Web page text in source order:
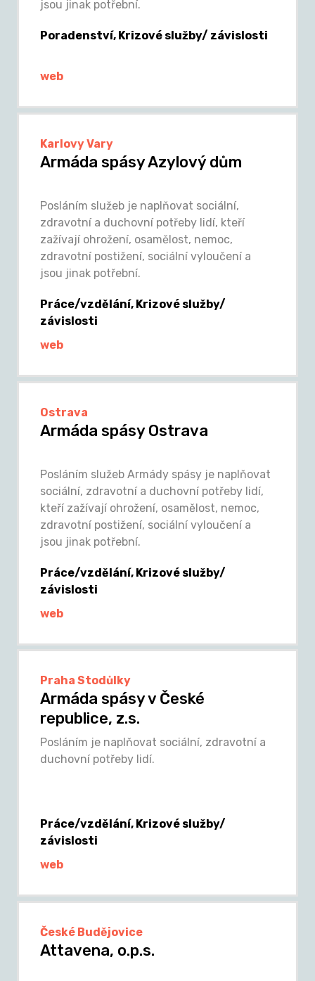
jsou jinak potřební.
Poradenství, Krizové služby/ závislosti
web
Karlovy Vary
Armáda spásy Azylový dům
Posláním služeb je naplňovat sociální,
zdravotní a duchovní potřeby lidí, kteří
zažívají ohrožení, osamělost, nemoc,
zdravotní postižení, sociální vyloučení a
jsou jinak potřební.
Práce/vzdělání, Krizové služby/
závislosti
web
Ostrava
Armáda spásy Ostrava
Posláním služeb Armády spásy je naplňovat
sociální, zdravotní a duchovní potřeby lidí,
kteří zažívají ohrožení, osamělost, nemoc,
zdravotní postižení, sociální vyloučení a
jsou jinak potřební.
Práce/vzdělání, Krizové služby/
závislosti
web
Praha Stodůlky
Armáda spásy v České
republice, z.s.
Posláním je naplňovat sociální, zdravotní a
duchovní potřeby lidí.
Práce/vzdělání, Krizové služby/
závislosti
web
České Budějovice
Attavena, o.p.s.